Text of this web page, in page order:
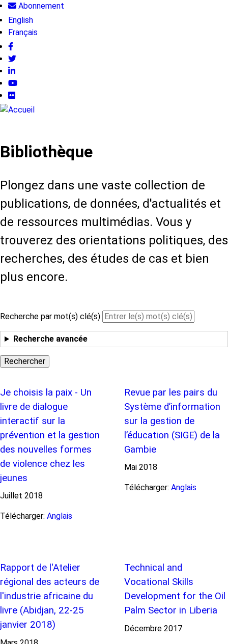
User
account
menu
Abonnement
English
Français
Follow
us
Bibliothèque
Plongez dans une vaste collection de
publications, de données, d'actualités et
de ressources multimédias. Vous y
trouverez des orientations politiques, des
recherches, des études de cas et bien
plus encore.
Recherche par mot(s) clé(s)
Recherche avancée
Je choisis la paix - Un
livre de dialogue
interactif sur la
prévention et la gestion
des nouvelles formes
de violence chez les
jeunes
Juillet 2018
Télécharger: Anglais
Revue par les pairs du
Système d’information
sur la gestion de
l’éducation (SIGE) de la
Gambie
Mai 2018
Télécharger: Anglais
Rapport de l'Atelier
régional des acteurs de
l'industrie africaine du
livre (Abidjan, 22-25
janvier 2018)
Technical and
Vocational Skills
Development for the Oil
Palm Sector in Liberia
Décembre 2017